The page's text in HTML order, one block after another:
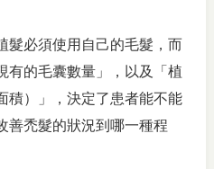
髮必須使用自己的毛髮，而
有的毛囊數量」，以及「植
積）」，決定了患者能不能
善禿髮的狀況到哪一種程